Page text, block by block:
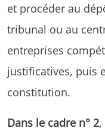
et procéder au
tribunal ou au
entreprises
justificatives, puis
constitution.
Dans le cadre n° 2